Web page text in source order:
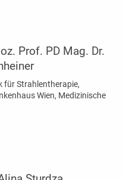
Prof. PD Mag. Dr.
für Strahlentherapie,
Wien, Medizinische